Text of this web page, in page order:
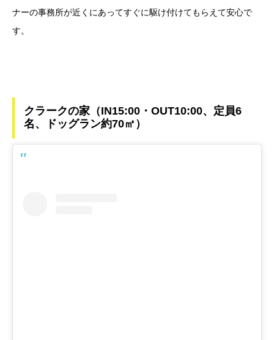
ナーの事務所が近くにあってすぐに駆け付けてもらえて安心で
す。
クラークの家（IN15:00・OUT10:00、定員6
名、ドッグラン約70㎡）